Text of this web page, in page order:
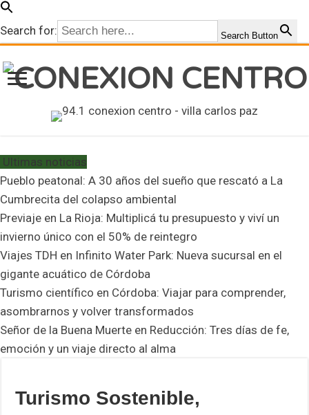
Search for: Search Button
Ultimas noticias
Pueblo peatonal: A 30 años del sueño que rescató a La
Cumbrecita del colapso ambiental
Previaje en La Rioja: Multiplicá tu presupuesto y viví un
invierno único con el 50% de reintegro
Viajes TDH en Infinito Water Park: Nueva sucursal en el
gigante acuático de Córdoba
Turismo científico en Córdoba: Viajar para comprender,
asombrarnos y volver transformados
Señor de la Buena Muerte en Reducción: Tres días de fe,
emoción y un viaje directo al alma
Turismo Sostenible,